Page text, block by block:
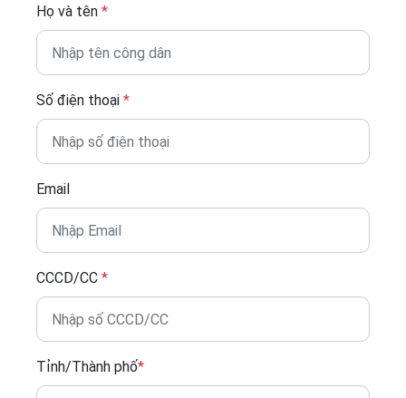
Họ và tên *
Số điện thoại *
Email
CCCD/CC *
Tỉnh/Thành phố*